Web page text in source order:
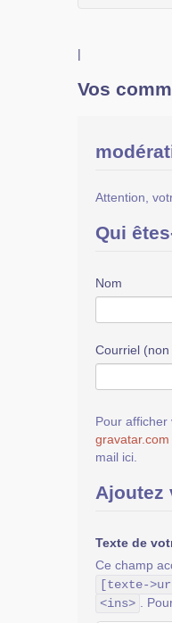
|
Vos
Attention,
Qui
Nom
Courriel (non
Pour afficher
gravatar.com
mail ici.
Ajoutez
Texte de
Ce champ
[texte-
<ins>
.